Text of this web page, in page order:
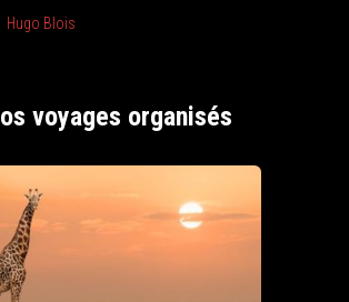
Hugo Blois
voyages organisés